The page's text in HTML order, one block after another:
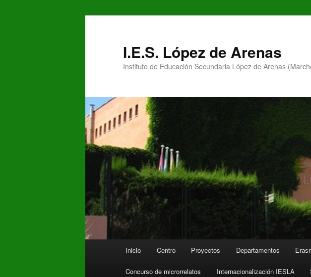
I.E.S. López de Arenas
Instituto de Educación Secundaria López de Arenas
Inicio Centro Proyectos Departamentos
Concurso de microrrelatos Internacionalización IESLA